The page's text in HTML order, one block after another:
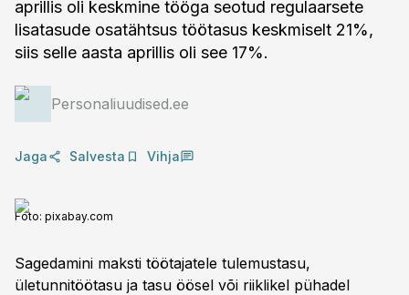
aprillis oli keskmine tööga seotud regulaarsete
lisatasude osatähtsus töötasus keskmiselt 21%,
siis selle aasta aprillis oli see 17%.
Personaliuudised.ee
Jaga Salvesta Vihja
Foto: pixabay.com
Sagedamini maksti töötajatele tulemustasu,
ületunnitöötasu ja tasu öösel või riiklikel pühadel